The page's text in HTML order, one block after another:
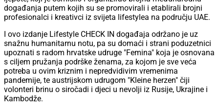
događanja putem kojih su se promovirali i etablirali brojni
profesionalci i kreativci iz svijeta lifestylea na području UAE.
I ovo izdanje Lifestyle CHECK IN događaja održano je uz
snažnu humanitarnu notu, pa su domaći i strani poduzetnici
upoznati s radom hrvatske udruge "Femina" koja je osnovana
s ciljem pružanja podrške ženama, za kojom je sve veća
potreba u ovim kriznim i nepredvidivim vremenima
pandemije, te austrijskom udrugom "Kleine herzen" čiji
volonteri brinu o siročadi i djeci u nevolji iz Rusije, Ukrajine i
Kambodže.